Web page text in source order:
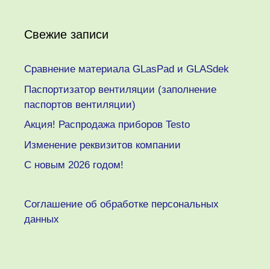
Свежие записи
Сравнение материала GLasPad и GLASdek
Паспортизатор вентиляции (заполнение
паспортов вентиляции)
Акция! Распродажа приборов Testo
Изменение реквизитов компании
C новым 2026 годом!
Соглашение об обработке персональных
данных